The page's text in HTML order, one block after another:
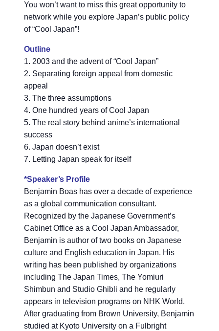
You won’t want to miss this great opportunity to
network while you explore Japan’s public policy
of “Cool Japan”!
Outline
1. 2003 and the advent of “Cool Japan”
2. Separating foreign appeal from domestic
appeal
3. The three assumptions
4. One hundred years of Cool Japan
5. The real story behind anime’s international
success
6. Japan doesn’t exist
7. Letting Japan speak for itself
*Speaker’s Profile
Benjamin Boas has over a decade of experience
as a global communication consultant.
Recognized by the Japanese Government’s
Cabinet Office as a Cool Japan Ambassador,
Benjamin is author of two books on Japanese
culture and English education in Japan. His
writing has been published by organizations
including The Japan Times, The Yomiuri
Shimbun and Studio Ghibli and he regularly
appears in television programs on NHK World.
After graduating from Brown University, Benjamin
studied at Kyoto University on a Fulbright